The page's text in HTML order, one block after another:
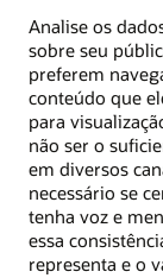
Analise os
sobre seu
preferem
conteúdo que
para
não ser o
em diversos
necessário se
tenha voz e
essa
representa e o